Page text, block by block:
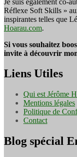
Réflexe Soft Skills »
inspirantes telles que
Hoarau.com.
Si vous souhaitez
invite à découvrir
Liens Utiles
Qui est Jérôme
Mentions légales
Politique de
Contact
Blog spécial